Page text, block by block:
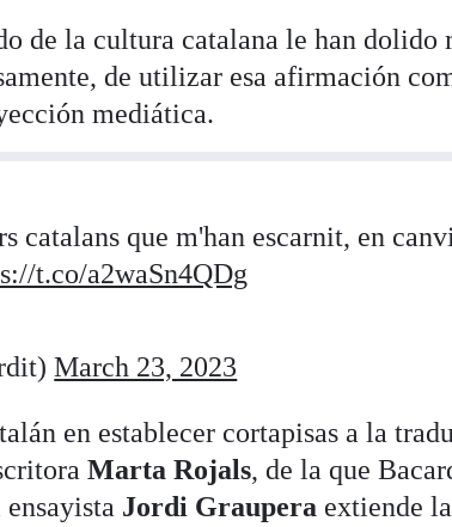
de la cultura catalana le han dolido
de utilizar esa afirmación
mediática.
catalans que m'han escarnit, en
t.co/a2waSn4QDg
March 23, 2023
en establecer cortapisas a la
Marta Rojals, de la que
Jordi Graupera extiende la